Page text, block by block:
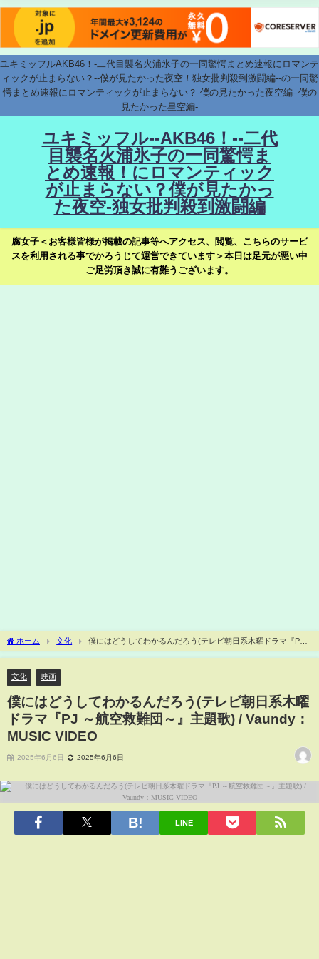
ユキミッフルAKB46！-二代目襲名火浦氷子の一同驚愕まとめ速報にロマンテ
ィックが止まらない？--僕が見たかった夜空！独女批判殺到激闘編--の一同驚
愕まとめ速報にロマンティックが止まらない？-僕の見たかった夜空編--僕の
見たかった星空編-
ユキミッフル--AKB46！--二代
目襲名火浦氷子の一同驚愕ま
とめ速報！にロマンティック
が止まらない？僕が見たかっ
た夜空-独女批判殺到激闘編
腐女子＜お客様皆様が掲載の記事等へアクセス、閲覧、こちらのサービ
スを利用される事でかろうじて運営できています＞本日は足元が悪い中
ご足労頂き誠に有難うございます。
ホーム 文化
僕にはどうしてわかるんだろう(テレビ朝日系木曜ドラマ『PJ
～航空救難団～』主題歌) / Vaundy：MUSIC VIDEO
文化 映画
僕にはどうしてわかるんだろう(テレビ朝日系木曜
ドラマ『PJ ～航空救難団～』主題歌) / Vaundy：
MUSIC VIDEO
2025年6月6日 2025年6月6日
LINE